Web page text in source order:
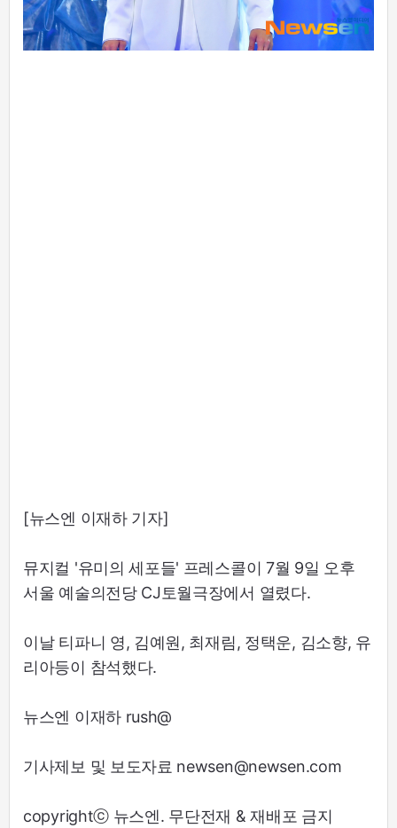
[뉴스엔 이재하 기자]
뮤지컬 '유미의 세포들' 프레스콜이 7월 9일 오후
서울 예술의전당 CJ토월극장에서 열렸다.
이날 티파니 영, 김예원, 최재림, 정택운, 김소향, 유
리아등이 참석했다.
뉴스엔 이재하 rush@
기사제보 및 보도자료 newsen@newsen.com
copyrightⓒ 뉴스엔. 무단전재 & 재배포 금지